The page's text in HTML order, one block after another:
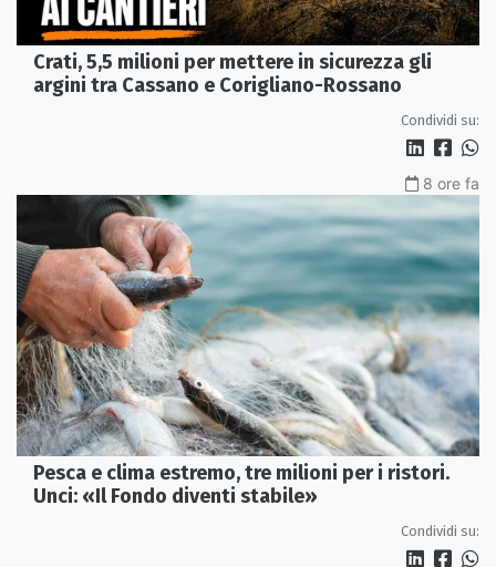
Crati, 5,5 milioni per mettere in sicurezza gli
argini tra Cassano e Corigliano-Rossano
Condividi su:
8 ore fa
Pesca e clima estremo, tre milioni per i ristori.
Unci: «Il Fondo diventi stabile»
Condividi su: